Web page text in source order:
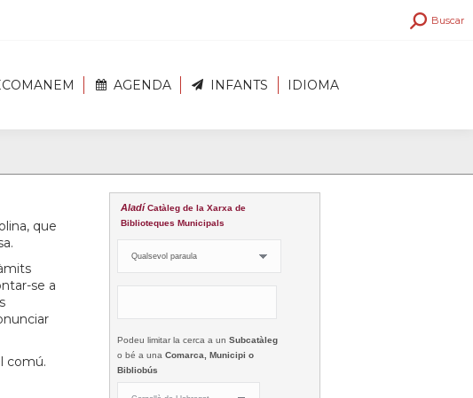
Search:Buscar
AGENDA INFANTS IDIOMA
que
se a
comú.
AladíCatàleg de la Xarxa de
Biblioteques Municipals
Podeu limitar la cerca a un Subcatàleg
o bé a una Comarca, Municipi o
Bibliobús